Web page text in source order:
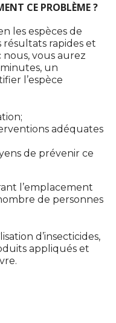
CE PROBLÈME ?
les espèces de
rapides et
vous aurez
minutes, un
l’espèce
adéquates
de prévenir ce
l’emplacement
de personnes
d’insecticides,
appliqués et